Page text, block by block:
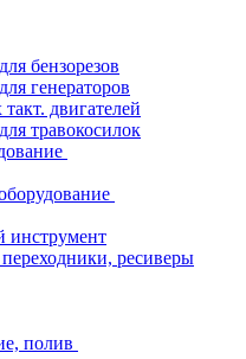
бензорезов
генераторов
двигателей
травокосилок
инструмент
ресиверы
полив